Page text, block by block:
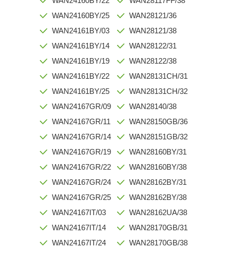
WAN24160BY/25
WAN24161BY/03
WAN24161BY/14
WAN24161BY/19
WAN24161BY/22
WAN24161BY/25
WAN24167GR/09
WAN24167GR/11
WAN24167GR/14
WAN24167GR/19
WAN24167GR/22
WAN24167GR/24
WAN24167GR/25
WAN24167IT/03
WAN24167IT/14
WAN24167IT/24
WAN28121/36
WAN28121/38
WAN28122/31
WAN28122/38
WAN28131CH/31
WAN28131CH/32
WAN28140/38
WAN28150GB/36
WAN28151GB/32
WAN28160BY/31
WAN28160BY/38
WAN28162BY/31
WAN28162BY/38
WAN28162UA/38
WAN28170GB/31
WAN28170GB/38